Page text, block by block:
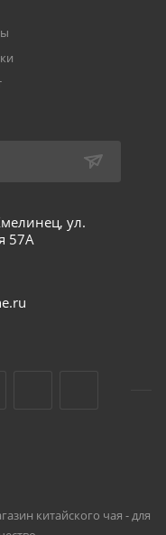
ул.
57А
китайского чая - для